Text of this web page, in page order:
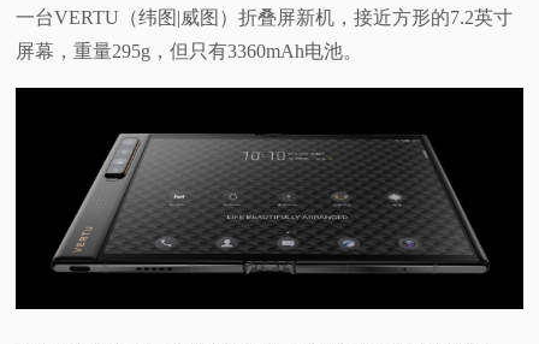
快
一台VERTU（纬图|威图）折叠屏新机，接近方形的7.2英寸
屏幕，重量295g，但只有3360mAh电池。